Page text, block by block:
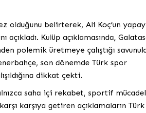
olduğunu belirterek, Ali Koç’un yapay
Kulüp açıklamasında,
polemik üretmeye çalıştığı
son dönemde Türk spor
dikkat çekti.
saha içi rekabet, sportif
karşıya getiren açıklamaların Türk